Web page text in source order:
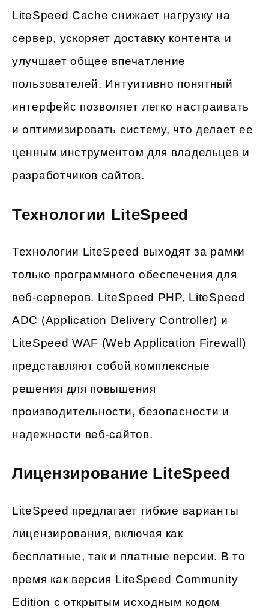
LiteSpeed Cache снижает нагрузку на
сервер, ускоряет доставку контента и
улучшает общее впечатление
пользователей. Интуитивно понятный
интерфейс позволяет легко настраивать
и оптимизировать систему, что делает ее
ценным инструментом для владельцев и
разработчиков сайтов.
Технологии LiteSpeed
Технологии LiteSpeed выходят за рамки
только программного обеспечения для
веб-серверов. LiteSpeed PHP, LiteSpeed
ADC (Application Delivery Controller) и
LiteSpeed WAF (Web Application Firewall)
представляют собой комплексные
решения для повышения
производительности, безопасности и
надежности веб-сайтов.
Лицензирование LiteSpeed
LiteSpeed предлагает гибкие варианты
лицензирования, включая как
бесплатные, так и платные версии. В то
время как версия LiteSpeed Community
Edition с открытым исходным кодом